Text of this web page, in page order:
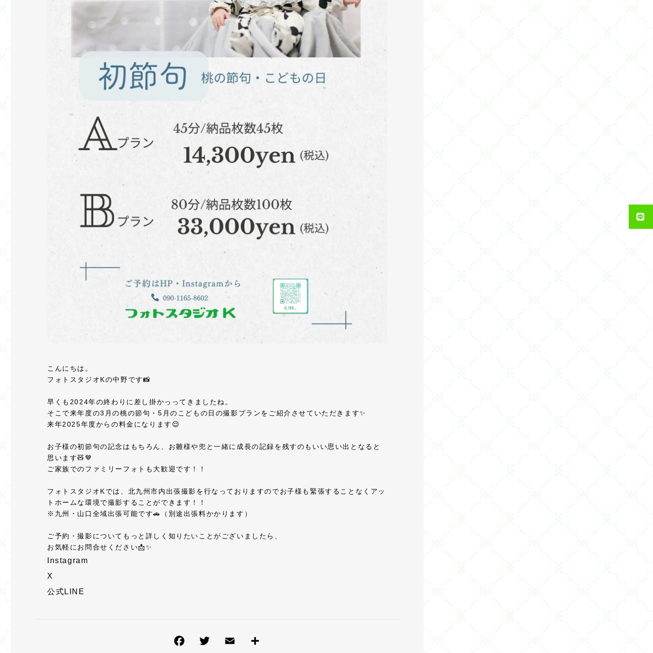
こんにちは。
フォトスタジオKの中野です📸
早くも2024年の終わりに差し掛かっってきましたね。
そこで来年度の3月の桃の節句・5月のこどもの日の撮影プランをご紹介させていただきます✨
来年2025年度からの料金になります😌
お子様の初節句の記念はもちろん、お雛様や兜と一緒に成長の記録を残すのもいい思い出となると
思います🧸🤎
ご家族でのファミリーフォトも大歓迎です！！
フォトスタジオKでは、北九州市内出張撮影を行なっておりますのでお子様も緊張することなくアッ
トホームな環境で撮影することができます！！
※九州・山口全域出張可能です🚗（別途出張料かかります）
ご予約・撮影についてもっと詳しく知りたいことがございましたら、
お気軽にお問合せください📩✨
Instagram
X
公式LINE
F
T